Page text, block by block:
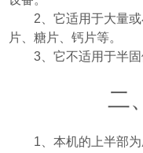
2 、它适用于大量
片、糖片、钙片等。
3 、它不适用于半
二
1 、本机的上半部